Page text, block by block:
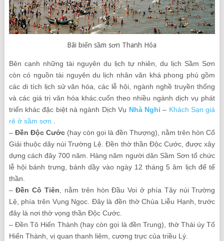
Bãi biển sầm sơn Thanh Hóa
Bên cạnh những tài nguyên du lịch tự nhiên, du lịch Sầm Sơn
còn có nguồn tài nguyên du lịch nhân văn khá phong phú gồm
các di tích lịch sử văn hóa, các lễ hội, ngành nghề truyền thống
và các giá trị văn hóa khác.cuốn theo nhiều ngành dịch vụ phát
triển khác đặc biệt nà ngành Dịch Vụ Nhà Nghỉ– Khách Sạn giá
rẻ ở sầm sơn .
– Đền Độc Cước(hay còn gọi là đền Thượng), nằm trên hòn Cổ
Giải thuộc dãy núi Trường Lệ. Đền thờ thần Độc Cước, được xây
dựng cách đây 700 năm. Hàng năm người dân Sầm Sơn tổ chức
lễ hội bánh trưng, bánh dầy vào ngày 12 tháng 5 âm lịch để tế
thần.
–Đền Cô Tiên, nằm trên hòn Đầu Voi ở phía Tây núi Trường
Lệ, phía trên Vụng Ngọc. Đây là đền thờ Chúa Liễu Hạnh, trước
đây là nơi thờ vọng thần Độc Cước.
– Đền Tô Hiến Thành (hay còn gọi là đền Trung), thờ Thái úy Tố
Hiến Thành, vị quan thanh liêm, cương trực của triều Lý.